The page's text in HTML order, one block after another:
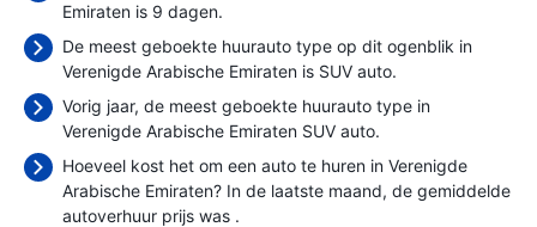
Emiraten is 9 dagen.
De meest geboekte huurauto type op dit ogenblik in
Verenigde Arabische Emiraten is SUV auto.
Vorig jaar, de meest geboekte huurauto type in
Verenigde Arabische Emiraten SUV auto.
Hoeveel kost het om een auto te huren in Verenigde
Arabische Emiraten? In de laatste maand, de gemiddelde
autoverhuur prijs was .